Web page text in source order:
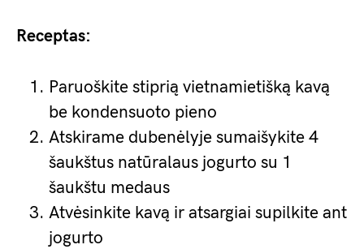
Receptas:
Paruoškite stiprią vietnamietišką kavą
be kondensuoto pieno
Atskirame dubenėlyje sumaišykite 4
šaukštus natūralaus jogurto su 1
šaukštu medaus
Atvėsinkite kavą ir atsargiai supilkite ant
jogurto